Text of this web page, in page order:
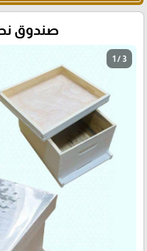
صندوق
1 / 3